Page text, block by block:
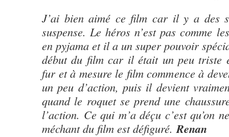
J’ai bien aimé ce film car il y a des
suspense. Le héros n’est pas comme
en pyjama et il a un super pouvoir
début du film car il était un peu triste
fur et à mesure le film commence à
un peu d’action, puis il devient
quand le roquet se prend une
l’action. Ce qui m’a déçu c’est qu’on
méchant du film est défiguré.Renan